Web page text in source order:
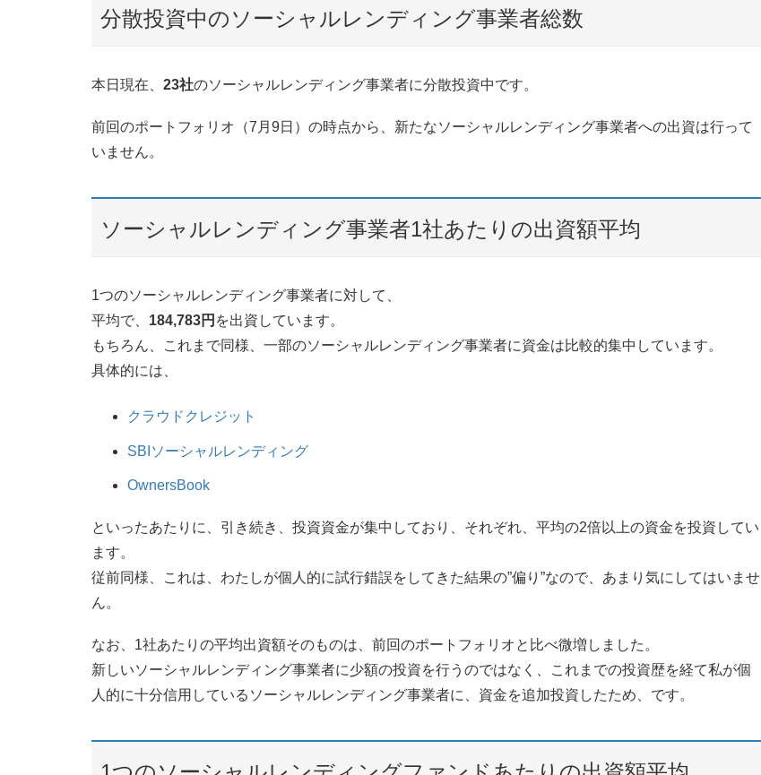
分散投資中のソーシャルレンディング事業者総数
本日現在、 23社のソーシャルレンディング事業者に分散投資中です。
前回のポートフォリオ（7月9日）の時点から、新たなソーシャルレンディング事業者への出資は行って
いません。
ソーシャルレンディング事業者1社あたりの出資額平均
1つのソーシャルレンディング事業者に対して、
平均で、 184,783円 を出資しています。
もちろん、これまで同様、一部のソーシャルレンディング事業者に資金は比較的集中しています。
具体的には、
クラウドクレジット
SBIソーシャルレンディング
OwnersBook
といったあたりに、引き続き、投資資金が集中しており、それぞれ、平均の2倍以上の資金を投資してい
ます。
従前同様、これは、わたしが個人的に試行錯誤をしてきた結果の”偏り”なので、あまり気にしてはいませ
ん。
なお、1社あたりの平均出資額そのものは、前回のポートフォリオと比べ微増しました。
新しいソーシャルレンディング事業者に少額の投資を行うのではなく、これまでの投資歴を経て私が個
人的に十分信用しているソーシャルレンディング事業者に、資金を追加投資したため、です。